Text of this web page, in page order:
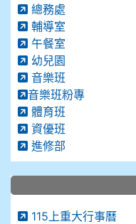
總務處
輔導室
午餐室
幼兒園
音樂班
音樂班粉專
體育班
資優班
進修部
115上重大行事曆